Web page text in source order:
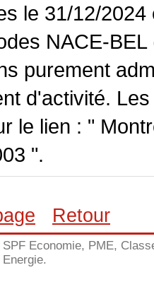
le 31/12/
NACE-
purement
d'activité.
le lien : "
".
Retour
SPF Economie, PME,
Energie.